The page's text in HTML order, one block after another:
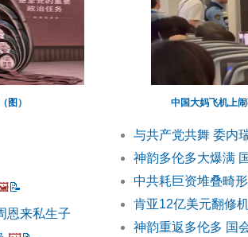
图）
📝
恩来私生子
中国大妈飞机上
与共产党共舞 委内
神韵多伦多大爆满
中共耗巨资堆叠畸
肯亚12亿美元翻修
神韵重返多伦多 国